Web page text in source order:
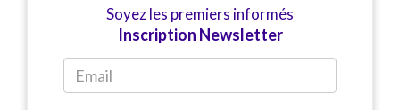
Soyez les premiers informés
Inscription Newsletter